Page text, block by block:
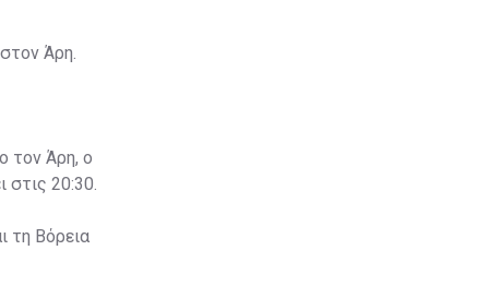
Άρη.
τον Άρη, ο
στις 20:30.
τη Βόρεια